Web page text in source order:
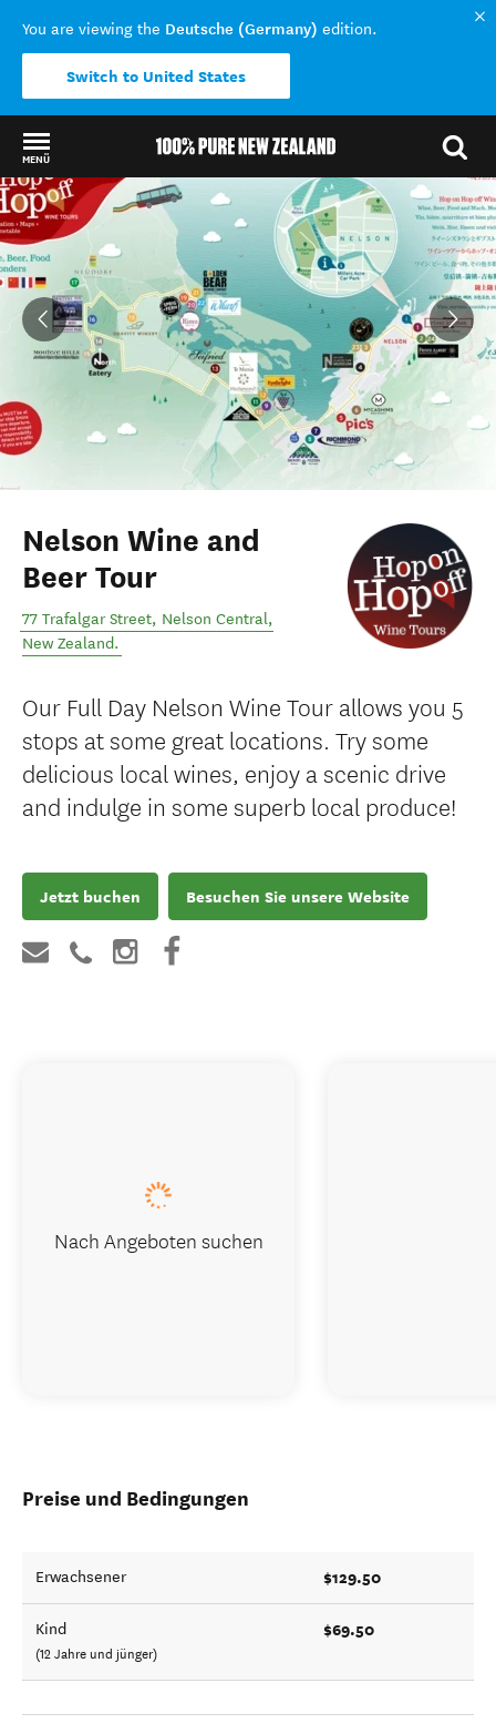
You are viewing the Deutsche (Germany) edition.
Switch to United States
MENÜ
Back to my results
Nelson Wine and
Beer Tour
77 Trafalgar Street, Nelson Central,
New Zealand.
Our Full Day Nelson Wine Tour allows you 5
stops at some great locations. Try some
delicious local wines, enjoy a scenic drive
and indulge in some superb local produce!
Jetzt buchen Besuchen Sie unsere Website
Preise und Bedingungen
Erwachsener $129.50
Kind
(12 Jahre und jünger)
$69.50
Nach Angeboten suchen